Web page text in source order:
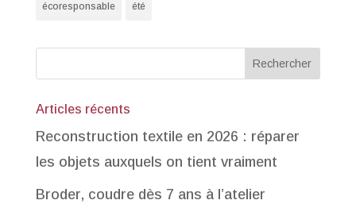
écoresponsable été
Articles récents
Reconstruction textile en 2026 : réparer
les objets auxquels on tient vraiment
Broder, coudre dès 7 ans à l’atelier